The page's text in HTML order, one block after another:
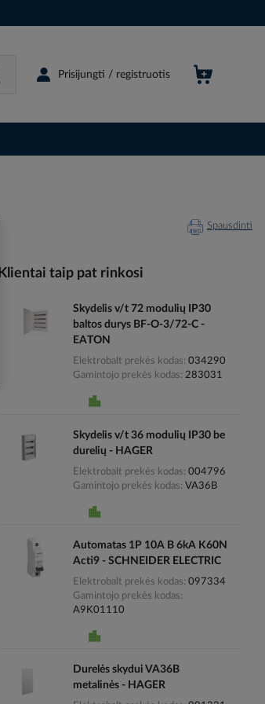
Prisijungti / registruotis
Spausdinti
Klientai taip pat rinkosi
Skydelis v/t 72 modulių IP30
baltos durys BF-O-3/72-C -
EATON
Elektrobalt prekės kodas 034290
Gamintojo prekės kodas 283031
Skydelis v/t 36 modulių IP30 be
durelių - HAGER
Elektrobalt prekės kodas 004796
Gamintojo prekės kodas VA36B
Automatas 1P 10A B 6kA K60N
Acti9 - SCHNEIDER ELECTRIC
Elektrobalt prekės kodas 097334
Gamintojo prekės kodas
A9K01110
Durelės skydui VA36B
metalinės - HAGER